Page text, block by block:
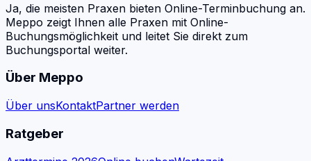
Ja, die meisten Praxen bieten Online-Terminbuchung an.
Meppo zeigt Ihnen alle Praxen mit Online-
Buchungsmöglichkeit und leitet Sie direkt zum
Buchungsportal weiter.
Über Meppo
Über unsKontaktPartner werden
Ratgeber